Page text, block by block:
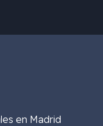
en Madrid